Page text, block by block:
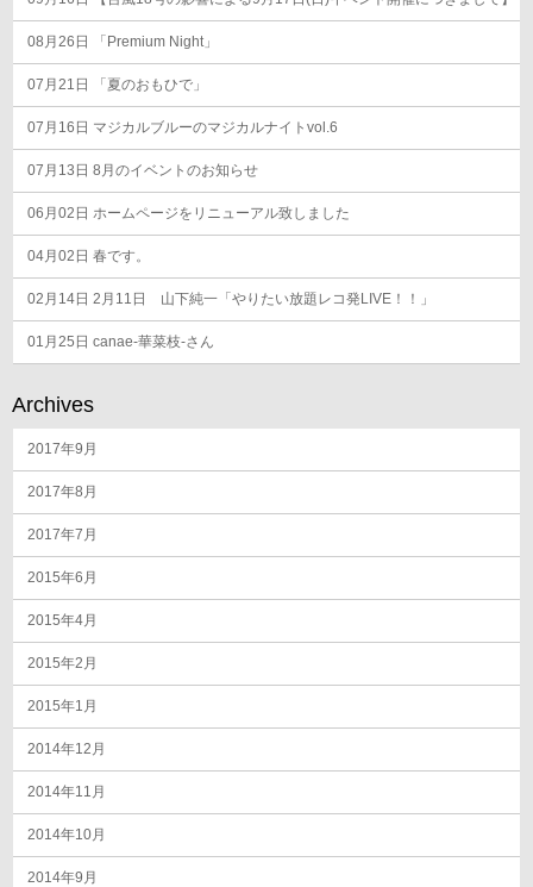
ン
08月26日 「Premium Night」
07月21日 「夏のおもひで」
07月16日 マジカルブルーのマジカルナイトvol.6
07月13日 8月のイベントのお知らせ
06月02日 ホームページをリニューアル致しました
04月02日 春です。
02月14日 2月11日 山下純一「やりたい放題レコ発LIVE！！」
01月25日 canae-華菜枝-さん
Archives
2017年9月
2017年8月
2017年7月
2015年6月
2015年4月
2015年2月
2015年1月
2014年12月
2014年11月
2014年10月
2014年9月